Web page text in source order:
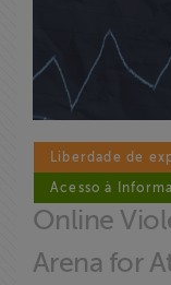
Liberdade de
Acesso à
Online
Arena for